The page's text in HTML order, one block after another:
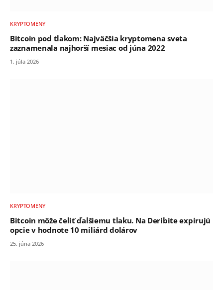
KRYPTOMENY
Bitcoin pod tlakom: Najväčšia kryptomena sveta
zaznamenala najhorší mesiac od júna 2022
1. júla 2026
KRYPTOMENY
Bitcoin môže čeliť ďalšiemu tlaku. Na Deribite expirujú
opcie v hodnote 10 miliárd dolárov
25. júna 2026